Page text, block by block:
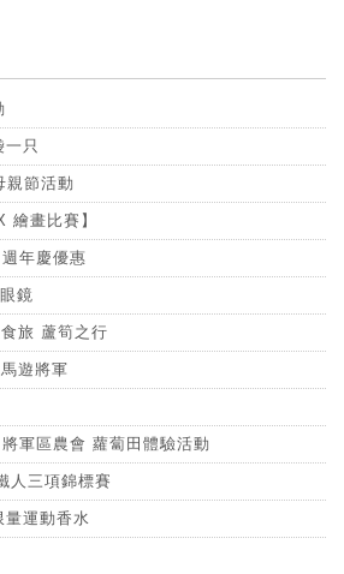
只
節活動
繪畫比賽】
年慶優惠
鏡
旅 蘆筍之行
遊將軍
軍區農會 蘿蔔田體驗活動
人三項錦標賽
運動香水